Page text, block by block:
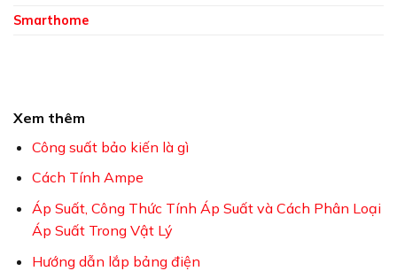
Smarthome
Xem thêm
Công suất bảo kiến là gì
Cách Tính Ampe
Áp Suất, Công Thức Tính Áp Suất và Cách Phân Loại
Áp Suất Trong Vật Lý
Hướng dẫn lắp bảng điện